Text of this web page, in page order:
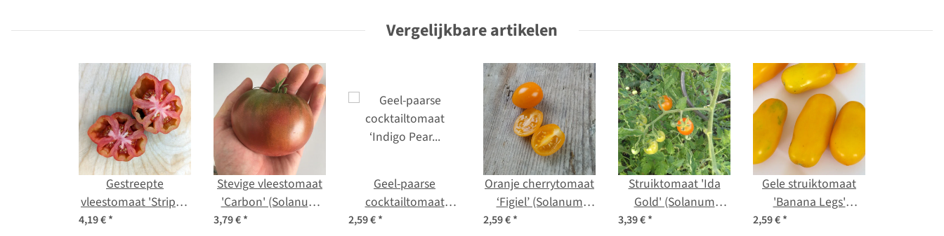
zaad
Vergelijkbare artikelen
Gestreepte
vleestomaat 'Striped
Stuffer' (Solanum
4,19 €*
Stevige vleestomaat
'Carbon' (Solanum
lycopersicum) zaden
3,79 €*
Geel-paarse
cocktailtomaat
‘Indigo Pear Drops’
2,59 €*
Oranje cherrytomaat
‘Figiel’ (Solanum
lycopersicum)
2,59 €*
Struiktomaat 'Ida
Gold' (Solanum
lycopersicum) zaden
3,39 €*
Gele struiktomaat
'Banana Legs'
(Solanum
2,59 €*